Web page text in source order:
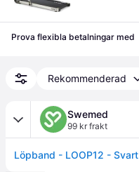
Prova flexibla betalningar med
Rekommenderad
Swemed
99 kr frakt
Löpband - LOOP12 - Svart